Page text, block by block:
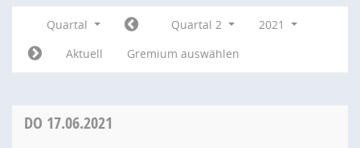
Quartal Quartal 2
2021
Aktuell
Gremium auswählen
DO 17.06.2021